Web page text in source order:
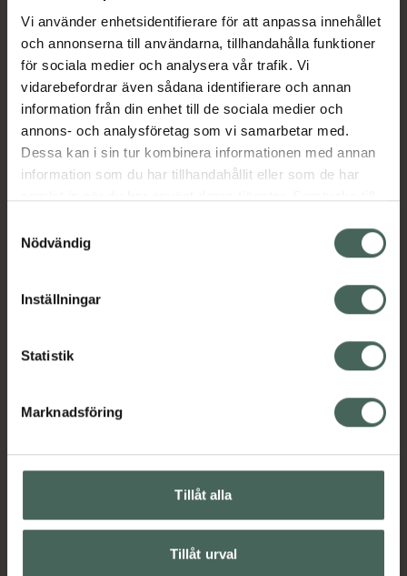
Vi använder enhetsidentifierare för att anpassa innehållet
och annonserna till användarna, tillhandahålla funktioner
för sociala medier och analysera vår trafik. Vi
vidarebefordrar även sådana identifierare och annan
information från din enhet till de sociala medier och
annons- och analysföretag som vi samarbetar med.
Dessa kan i sin tur kombinera informationen med annan
information som du har tillhandahållit eller som de har
återkalla ditt samtycke via webbplatsens
cookieinställningar. Ett återkallat samtycke påverkar inte
lagligheten av behandling som skett innan återkallelsen.
Nödvändig
Inställningar
Statistik
Marknadsföring
Tillåt alla
Tillåt urval
Aktuella erbjudanden
Beskrivning
Läs alltid bipacksedeln innan
användning.
Kronans Apotek finns här för dig. Du hittar oss från Skåne i
syd till Lappland i norr, och online i mobilen och på
datorn. Oavsett vem du är så är det vårt uppdrag att
med oss.
Kundservice
Kontakta oss
Hitta apotek
Leverans, betalning och retur